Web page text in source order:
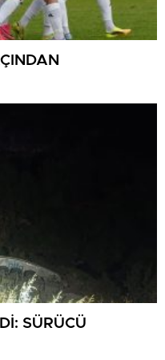
SÜRÜCÜ